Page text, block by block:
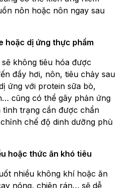
nôn hoặc nôn ngay sau
hoặc dị ứng thực phẩm
không tiêu hóa được
đầy hơi, nôn, tiêu chảy sau
ứng với protein sữa bò,
cũng có thể gây phản ứng
tình trạng cần được chẩn
chế độ dinh dưỡng phù
hoặc thức ăn khó tiêu
nhiều không khí hoặc ăn
nóng, chiên rán… sẽ dễ